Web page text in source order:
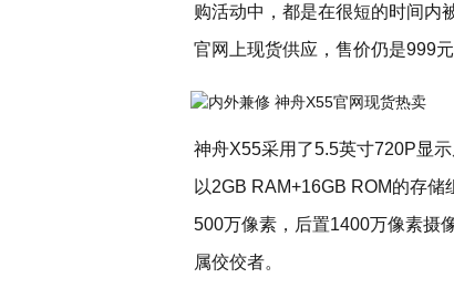
购活动中，都是在很短的时间内
官网上现货供应，售价仍是999元
神舟X55采用了5.5英寸720P显
以2GB RAM+16GB ROM的存
500万像素，后置1400万像素摄
属佼佼者。